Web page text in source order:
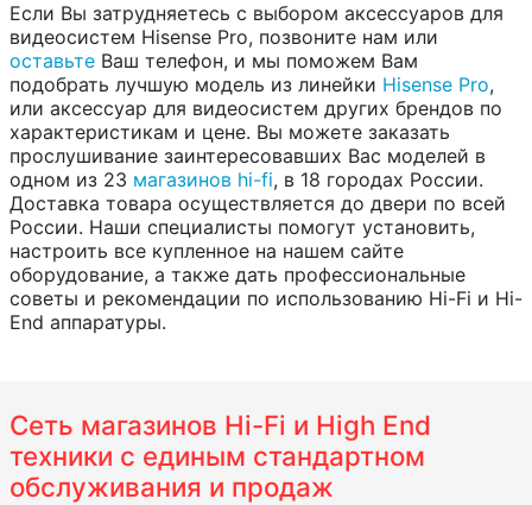
Если Вы затрудняетесь с выбором аксессуаров для
видеосистем Hisense Pro, позвоните нам или
оставьте Ваш телефон, и мы поможем Вам
подобрать лучшую модель из линейки Hisense Pro,
или аксессуар для видеосистем других брендов по
характеристикам и цене. Вы можете заказать
прослушивание заинтересовавших Вас моделей в
одном из 23 магазинов hi-fi, в 18 городах России.
Доставка товара осуществляется до двери по всей
России. Наши специалисты помогут установить,
настроить все купленное на нашем сайте
оборудование, а также дать профессиональные
советы и рекомендации по использованию Hi-Fi и Hi-
End аппаратуры.
Сеть магазинов Hi-Fi и High End
техники с единым стандартном
обслуживания и продаж